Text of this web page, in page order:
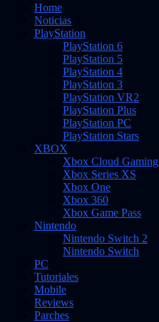
Home
Noticias
PlayStation
PlayStation 6
PlayStation 5
PlayStation 4
PlayStation 3
PlayStation VR2
PlayStation Plus
PlayStation PC
PlayStation Stars
XBOX
Xbox Cloud Gaming
Xbox Series XS
Xbox One
Xbox 360
Xbox Game Pass
Nintendo
Nintendo Switch 2
Nintendo Switch
PC
Tutoriales
Mobile
Reviews
Parches